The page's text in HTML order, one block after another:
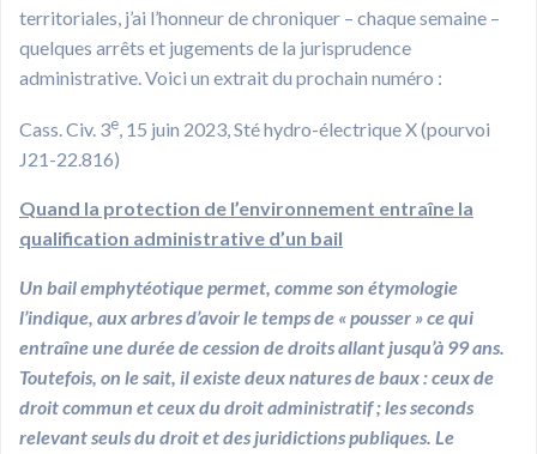
territoriales, j’ai l’honneur de chroniquer – chaque semaine –
quelques arrêts et jugements de la jurisprudence
administrative. Voici un extrait du prochain numéro :
Cass. Civ. 3e, 15 juin 2023, Sté hydro-électrique X (pourvoi
J21-22.816)
Quand la protection de l’environnement entraîne la
qualification administrative d’un bail
Un bail emphytéotique permet, comme son étymologie
l’indique, aux arbres d’avoir le temps de « pousser » ce qui
entraîne une durée de cession de droits allant jusqu’à 99 ans.
Toutefois, on le sait, il existe deux natures de baux : ceux de
droit commun et ceux du droit administratif ; les seconds
relevant seuls du droit et des juridictions publiques. Le